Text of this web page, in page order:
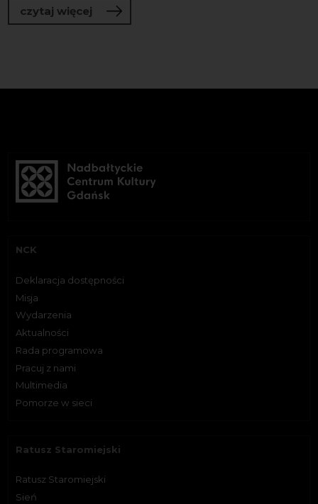
czytaj więcej o „Magiczny las” Międzynarodowa
NCK
Deklaracja dostępności
Misja
Wydarzenia
Aktualności
Rada programowa
Pracuj z nami
Multimedia
Pomorze w sieci
Ratusz Staromiejski
Ratusz Staromiejski
Sień